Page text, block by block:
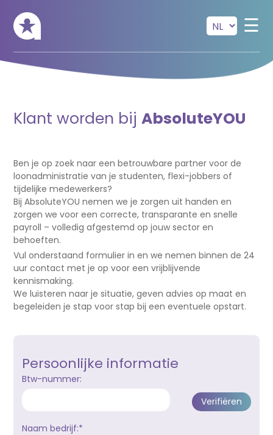
☰
Klant worden bijAbsoluteYOU
Ben je op zoek naar een betrouwbare partner voor de
loonadministratie van je studenten, flexi-jobbers of
tijdelijke medewerkers?
Bij AbsoluteYOU nemen we je zorgen uit handen en
zorgen we voor een correcte, transparante en snelle
payroll – volledig afgestemd op jouw sector en
behoeften.
Vul onderstaand formulier in en we nemen binnen de 24
uur contact met je op voor een vrijblijvende
kennismaking.
We luisteren naar je situatie, geven advies op maat en
begeleiden je stap voor stap bij een eventuele opstart.
Persoonlijke informatie
Btw-nummer:
Naam bedrijf:*